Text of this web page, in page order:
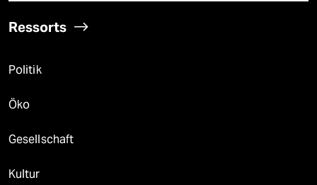
Ressorts
Politik
Öko
Gesellschaft
Kultur